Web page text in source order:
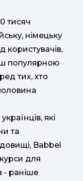
тисяч
німецьку
користувачів,
популярною
тих, хто
які
та
Babbel
для
- раніше